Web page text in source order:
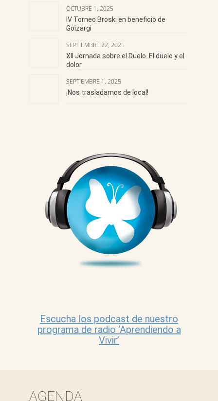
OCTUBRE 1, 2025
IV Torneo Broski en beneficio de
Goizargi
SEPTIEMBRE 22, 2025
XII Jornada sobre el Duelo. El duelo y el
dolor
SEPTIEMBRE 1, 2025
¡Nos trasladamos de local!
Escucha los podcast de nuestro
programa de radio ‘Aprendiendo a
Vivir’
AGENDA